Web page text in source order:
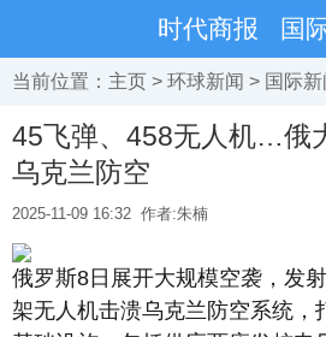
时代商报 国
当前位置： 主页 > 环球新闻 > 国际新
45飞弹、458无人机…俄
乌克兰防空
2025-11-09 16:32 作者:朱楠
俄罗斯8日展开大规模空袭，发
架无人机击溃乌克兰防空系统，